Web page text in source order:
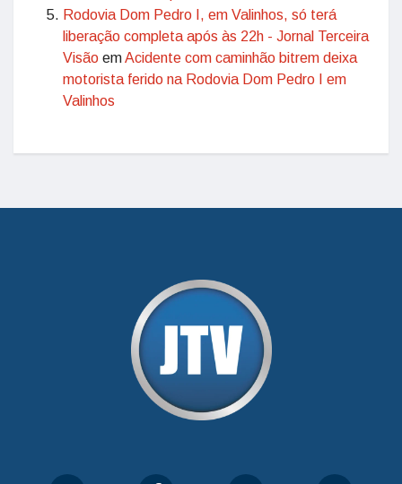
Rodovia Dom Pedro I, em Valinhos, só terá
liberação completa após às 22h - Jornal Terceira
Visão emAcidente com caminhão bitrem deixa
motorista ferido na Rodovia Dom Pedro I em
Valinhos